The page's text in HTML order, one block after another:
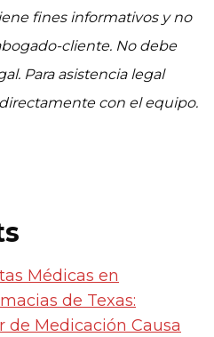
fines informativos y no
cliente. No debe
Para asistencia legal
con el equipo.
Médicas en
de Texas:
de Medicación Causa